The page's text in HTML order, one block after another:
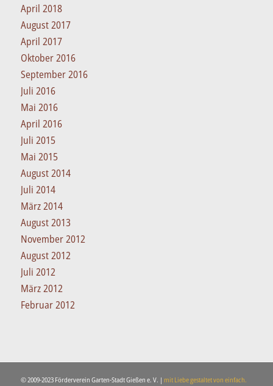
April 2018
August 2017
April 2017
Oktober 2016
September 2016
Juli 2016
Mai 2016
April 2016
Juli 2015
Mai 2015
August 2014
Juli 2014
März 2014
August 2013
November 2012
August 2012
Juli 2012
März 2012
Februar 2012
© 2009-2023 Förderverein Garten-Stadt Gießen e. V. | mit Liebe gestaltet von einfach.